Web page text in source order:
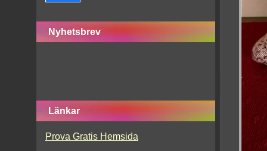
Nyhetsbrev
Länkar
Prova Gratis Hemsida